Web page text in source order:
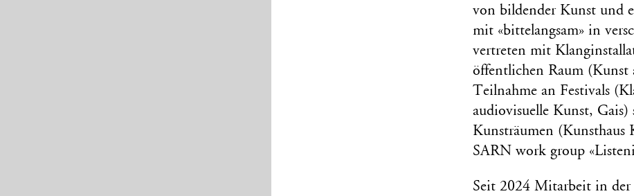
von bildender Kunst und
mit «bittelangsam» in
vertreten mit
öffentlichen Raum
Teilnahme an Festivals
audiovisuelle Kunst,
Kunsträumen
SARN work group
Seit 2024 Mitarbeit in